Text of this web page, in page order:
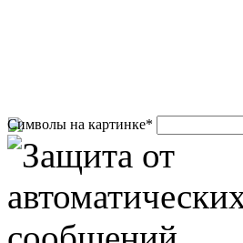
Символы на картинке*